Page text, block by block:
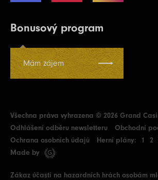
Bonusový program
Mám zájem
Všechna práva vyhrazena © 2026 Grand
Odhlášení odběru newsletteru
Obchodní
Ochrana osobních údajů
Herní plány: 1 2
Made by
Zákaz účasti na hazardních hrách osobám